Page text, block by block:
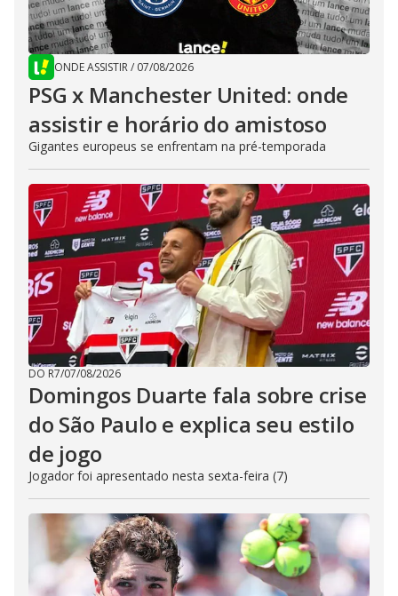
ONDE ASSISTIR/ 07/08/2026
PSG x Manchester United: onde
assistir e horário do amistoso
Gigantes europeus se enfrentam na pré-temporada
DO R7/07/08/2026
Domingos Duarte fala sobre crise
do São Paulo e explica seu estilo
de jogo
Jogador foi apresentado nesta sexta-feira (7)